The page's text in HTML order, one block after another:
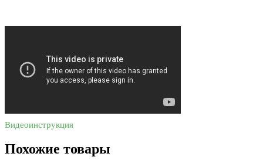
Видеоинструкция
Похожие товары